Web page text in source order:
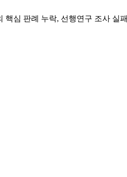
핵심 판례 누락, 선행연구 조사 실